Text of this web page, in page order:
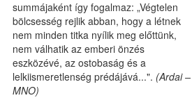
summájaként így fogalmaz: „Végtelen
bölcsesség rejlik abban, hogy a létnek
nem minden titka nyílik meg előttünk,
nem válhatik az emberi önzés
eszközévé, az ostobaság és a
lelkiismeretlenség prédájává...". (Ardai –
MNO)